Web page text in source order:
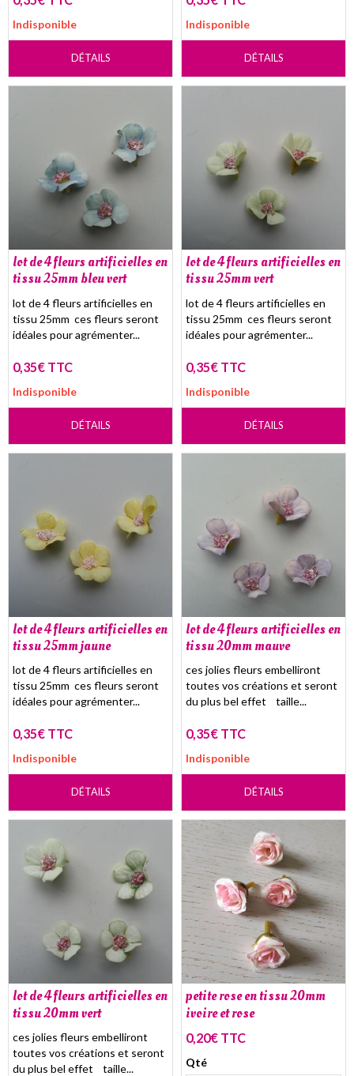
Indisponible
DÉTAILS
Indisponible
DÉTAILS
lot de 4 fleurs artificielles en
tissu 25mm bleu vert
lot de 4 fleurs artificielles en
tissu 25mm ces fleurs seront
idéales pour agrémenter...
0,35€ TTC
Indisponible
DÉTAILS
lot de 4 fleurs artificielles en
tissu 25mm vert
lot de 4 fleurs artificielles en
tissu 25mm ces fleurs seront
idéales pour agrémenter...
0,35€ TTC
Indisponible
DÉTAILS
lot de 4 fleurs artificielles en
tissu 25mm jaune
lot de 4 fleurs artificielles en
tissu 25mm ces fleurs seront
idéales pour agrémenter...
0,35€ TTC
Indisponible
DÉTAILS
lot de 4 fleurs artificielles en
tissu 20mm mauve
ces jolies fleurs embelliront
toutes vos créations et seront
du plus bel effet taille...
0,35€ TTC
Indisponible
DÉTAILS
lot de 4 fleurs artificielles en
tissu 20mm vert
ces jolies fleurs embelliront
toutes vos créations et seront
du plus bel effet taille...
petite rose en tissu 20mm
ivoire et rose
0,20€ TTC
Qté